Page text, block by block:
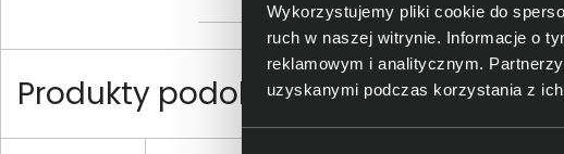
Wykorzystujemy pliki cookie do
ruch w naszej witrynie. Informacje o
reklamowym i analitycznym.
uzyskanymi podczas korzystania z ich
Produkty podobne do Samsung MZ-